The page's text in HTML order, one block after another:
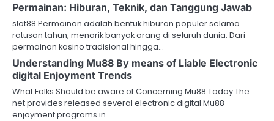
n
a
v
i
g
Permainan: Hiburan, Teknik, dan Tanggung Jawab
slot88 Permainan adalah bentuk hiburan populer selama
ratusan tahun, menarik banyak orang di seluruh dunia. Dari
permainan kasino tradisional hingga…
Understanding Mu88 By means of Liable Electronic
digital Enjoyment Trends
What Folks Should be aware of Concerning Mu88 Today The
net provides released several electronic digital Mu88
enjoyment programs in…